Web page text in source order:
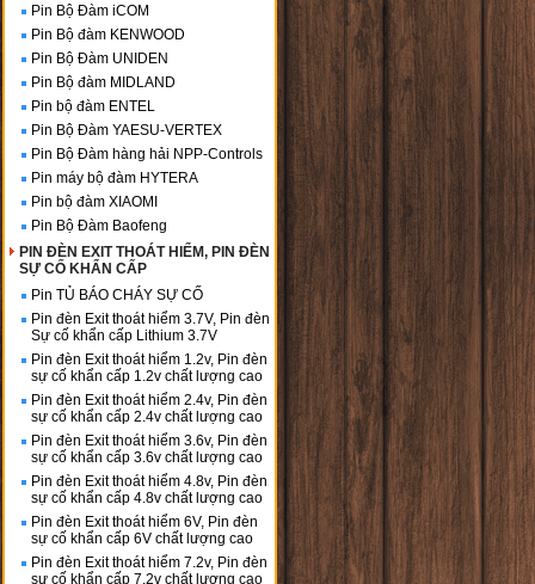
Pin Bộ Đàm iCOM
Pin Bộ đàm KENWOOD
Pin Bộ Đàm UNIDEN
Pin Bộ đàm MIDLAND
Pin bộ đàm ENTEL
Pin Bộ Đàm YAESU-VERTEX
Pin Bộ Đàm hàng hải NPP-Controls
Pin máy bộ đàm HYTERA
Pin bộ đàm XIAOMI
Pin Bộ Đàm Baofeng
PIN ĐÈN EXIT THOÁT HIỂM, PIN ĐÈN
SỰ CỐ KHẨN CẤP
Pin TỦ BÁO CHÁY SỰ CỐ
Pin đèn Exit thoát hiểm 3.7V, Pin đèn
Sự cố khẩn cấp Lithium 3.7V
Pin đèn Exit thoát hiểm 1.2v, Pin đèn
sự cố khẩn cấp 1.2v chất lượng cao
Pin đèn Exit thoát hiểm 2.4v, Pin đèn
sự cố khẩn cấp 2.4v chất lượng cao
Pin đèn Exit thoát hiểm 3.6v, Pin đèn
sự cố khẩn cấp 3.6v chất lượng cao
Pin đèn Exit thoát hiểm 4.8v, Pin đèn
sự cố khẩn cấp 4.8v chất lượng cao
Pin đèn Exit thoát hiểm 6V, Pin đèn
sự cố khẩn cấp 6V chất lượng cao
Pin đèn Exit thoát hiểm 7.2v, Pin đèn
sự cố khẩn cấp 7.2v chất lượng cao